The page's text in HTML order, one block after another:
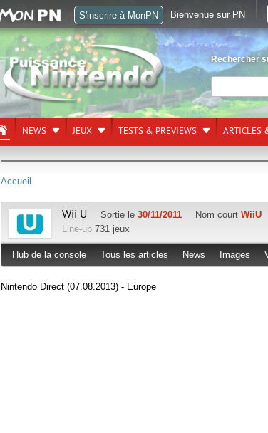
Rechercher
NEWS JEUX TESTS & PREVIEWS ARTICLES
Accueil
Wii U Sortie le 30/11/2011 Nom court WiiU
Line-up 731 jeux
Hub de la console Tous les articles News Images
Nintendo Direct (07.08.2013) - Europe
S'inscrire à MonPN Bienvenue sur PN